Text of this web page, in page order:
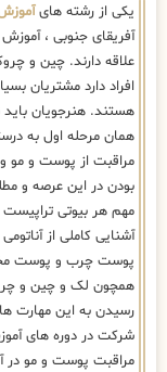
یکی از رشته های
آفریقای جنوبی ،
علاقه دارند. چین و
افراد دارد مشتریان
هستند. هنرجویان باید
همان مرحله اول به
مراقبت از پوست و مو
بودن در این عرصه و
مهم هر بیوتی
آشنایی کاملی از
پوست چرب و پوست
همچون لک و چین و
رسیدن به این مهارت
شرکت در دوره های
مراقبت پوست و مو در